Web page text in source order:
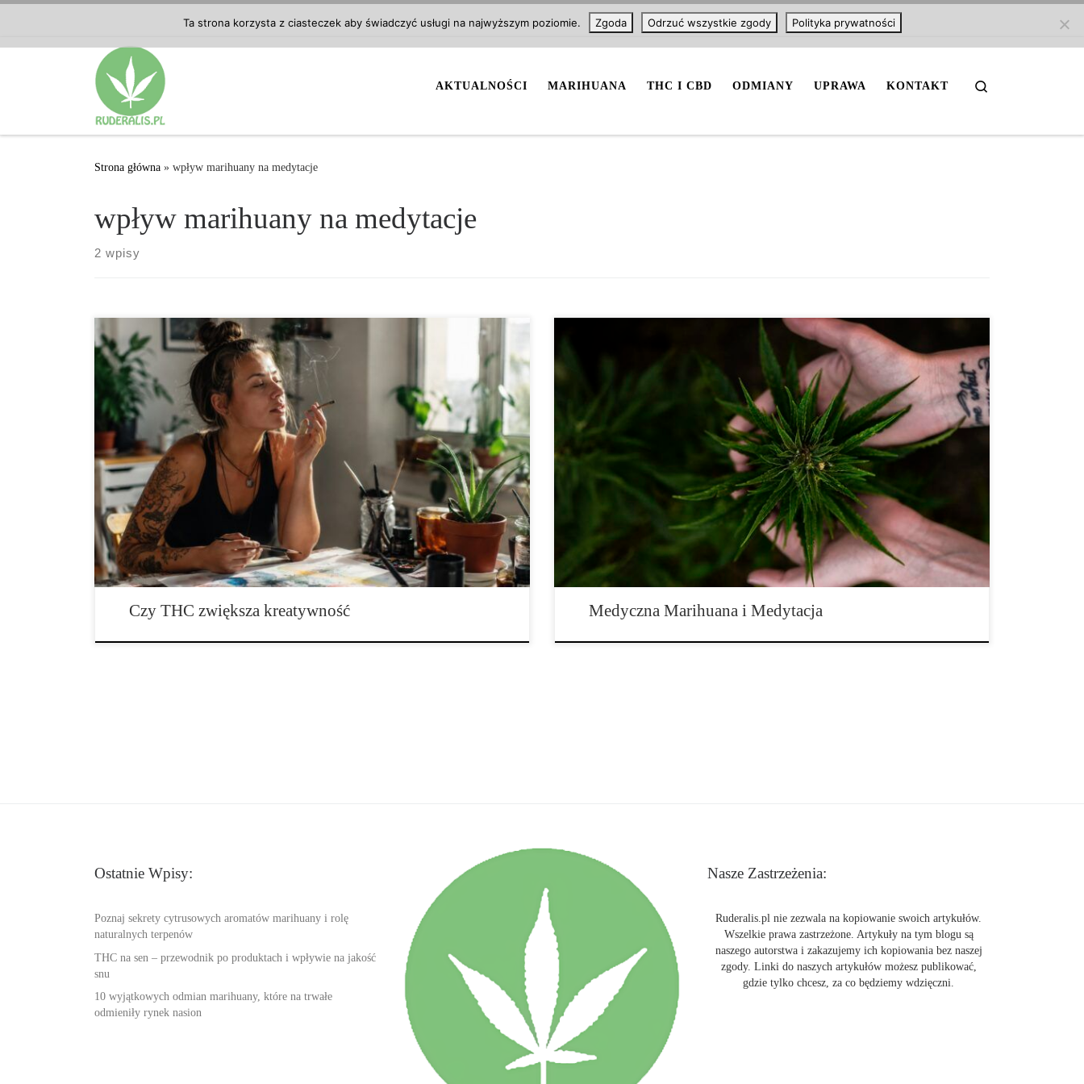
AKTUALNOŚCI MARIHUANA THC I CBD ODMIANY UPRAWA KONTAKT
Strona główna » wpływ marihuany na medytacje
wpływ marihuany na medytacje
2 wpisy
THC a kreatywność — co mówi nauka? Kreatywność od wieków fascynuje naukowców,
artystów i przedsiębiorców. Poszukiwanie sposobów na pobudzenie twórczego myślenia
sprawiło, że wiele osób zaczęło interesować się wpływem różnych substancji
psychoaktywnych na funkcjonowanie mózgu. Wśród nich szczególne miejsce zajmuje
THC, czyli tetrahydrokannabinol – główny związek psychoaktywny występujący w
konopiach. […]
Czy THC zwiększa kreatywność
Oprócz leczenia kwalifikujących się schorzeń, prawie każdy pacjent na świecie
używający marihuany medycznej używa jej w celach relaksacyjnych, niezależnie od
tego, czy o tym myśli, czy nie. Medyczne produkty z konopi indyjskich stosowane w
odpowiednich, umiarkowanych dawkach są doskonałym antidotum na stany lękowe.
Uważnego użytkownika marihuany medycznej, który osiągnie świadomość, […]
Medyczna Marihuana i Medytacja
Ostatnie Wpisy:
Poznaj sekrety cytrusowych aromatów marihuany i rolę
naturalnych terpenów
THC na sen – przewodnik po produktach i wpływie na jakość
snu
10 wyjątkowych odmian marihuany, które na trwałe
odmieniły rynek nasion
Nasze Zastrzeżenia:
Ruderalis.pl nie zezwala na kopiowanie swoich artykułów.
Wszelkie prawa zastrzeżone. Artykuły na tym blogu są
naszego autorstwa i zakazujemy ich kopiowania bez naszej
zgody. Linki do naszych artykułów możesz publikować,
gdzie tylko chcesz, za co będziemy wdzięczni.
Ta strona korzysta z ciasteczek aby świadczyć usługi na najwyższym poziomie. Zgoda Odrzuć wszystkie zgody Polityka prywatności